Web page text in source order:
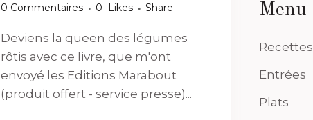
0 Commentaires
0 Likes Share
Deviens la queen des légumes
rôtis avec ce livre, que m'ont
envoyé les Editions Marabout
(produit offert - service presse)...
Menu
Recettes
Entrées
Plats